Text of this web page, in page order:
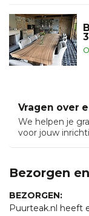
Vragen over
We helpen je
voor jouw
Bezorgen
BEZORGEN:
Puurteak.nl heeft